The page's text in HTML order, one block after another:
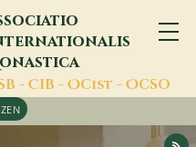
onastica
- CIB - OCist - OCSO